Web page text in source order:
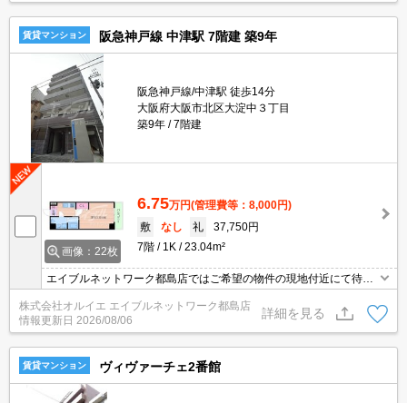
賃貸マンション 阪急神戸線 中津駅 7階建 築9年
阪急神戸線/中津駅 徒歩14分
大阪府大阪市北区大淀中３丁目
築9年
7階建
画像：22枚
6.75万円(管理費等：8,000円)
敷
なし 礼
37,750円
7階
1K 23.04m²
エイブルネットワーク都島店ではご希望の物件の現地付近にて待ち
合わせをさせていただきご内覧いただくサービスや、主要駅までの
お迎えサービスも実施中です。詳しくは「エイブルネットワーク都
島店」０１２０－０１０－７９９にお気軽にお問合せ下さい♪
株式会社オルイエ エイブルネットワーク都島店
情報更新日 2026/08/06
詳細を見る
賃貸マンション ヴィヴァーチェ2番館